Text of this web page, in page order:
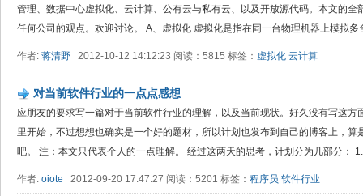
管理、数据中心虚拟化、云计算、公有云与私有云、以及开放源代码。本文的
任何公司的观点。欢迎讨论。 A、虚拟化 虚拟化是指在同一台物理机器上模拟多
作者: 蒋清野 2012-10-12 14:12:23 阅读：5815 标签： 虚拟化 云计算
对当前软件行业的一点点感想
应朋友的要求写一篇对于当前软件行业的理解，以及当前现状。好久没有写这
里开始，不过想想也确实是一个好的题材，所以计划也发布到自己的博客上，
吧。 注：本文只代表个人的一点理解。 经过这两天的思考，计划分为几部分：
作者: oiote 2012-09-20 17:47:27 阅读：5201 标签： 程序员 软件行业